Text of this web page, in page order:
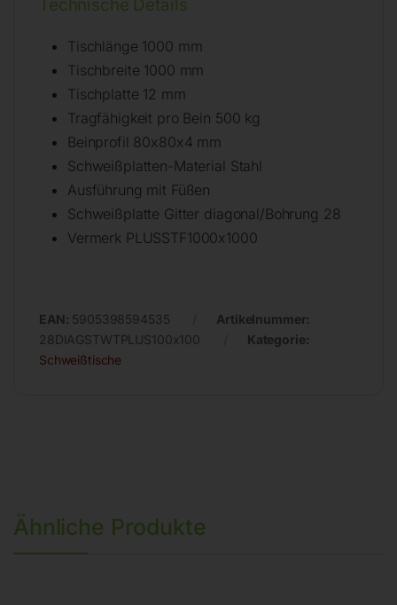
Technische Details
Tischlänge 1000 mm
Tischbreite 1000 mm
Tischplatte 12 mm
Tragfähigkeit pro Bein 500 kg
Beinprofil 80x80x4 mm
Schweißplatten-Material Stahl
Ausführung mit Füßen
Schweißplatte Gitter diagonal/Bohrung 28
Vermerk PLUSSTF1000x1000
EAN: 5905398594535
Artikelnummer:
28DIAGSTWTPLUS100x100
Kategorie:
Schweißtische
Ähnliche Produkte